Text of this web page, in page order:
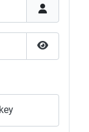
Show